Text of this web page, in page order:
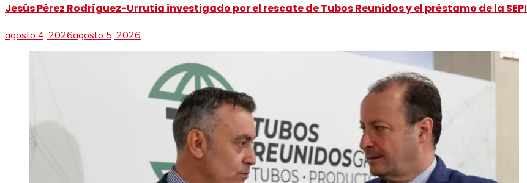
Jesús Pérez Rodríguez-Urrutia investigado por el rescate de Tubos Reunidos y el préstamo de la SEPI
agosto 4, 2026agosto 5, 2026